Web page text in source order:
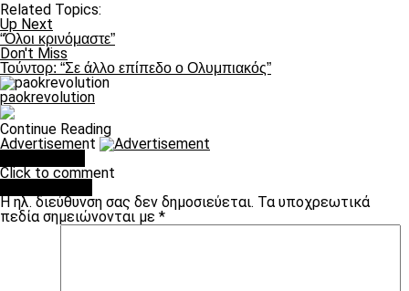
Related Topics:
Up Next
“Όλοι κρινόμαστε”
Don't Miss
Τούντορ: “Σε άλλο επίπεδο ο Ολυμπιακός”
paokrevolution
Continue Reading
Advertisement
Click to comment
Η ηλ. διεύθυνση σας δεν δημοσιεύεται. Τα υποχρεωτικά
πεδία σημειώνονται με *